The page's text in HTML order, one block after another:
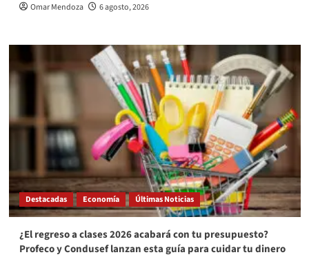
Omar Mendoza 6 agosto, 2026
Destacadas Economía Últimas Noticias
¿El regreso a clases 2026 acabará con tu presupuesto?
Profeco y Condusef lanzan esta guía para cuidar tu dinero